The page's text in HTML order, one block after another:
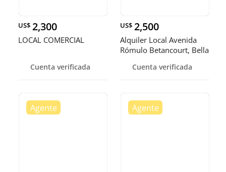
US$ 2,300
LOCAL COMERCIAL
Cuenta verificada
US$ 2,500
Alquiler Local Avenida
Rómulo Betancourt, Bella
Cuenta verificada